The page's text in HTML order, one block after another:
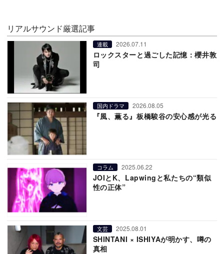
リアルサウンド厳選記事
連載 2026.07.11
ロックスターと過ごした記憶：櫻井敦
司
国内ドラマ 2026.08.05
『風、薫る』板橋駿谷の安心感が光る
コラム 2025.06.22
JOIとK、Lapwingと私たちの“類似
性の正体”
文芸 2025.08.01
SHINTANI × ISHIYAが明かす、噂の
真相